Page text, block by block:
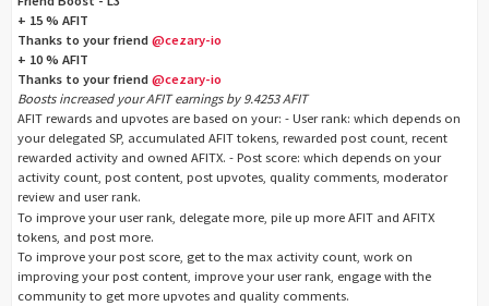
+ 15 % AFIT
Thanks to your friend @cezary-io
+ 10 % AFIT
Thanks to your friend @cezary-io
Boosts increased your AFIT earnings by 9.4253 AFIT
AFIT rewards and upvotes are based on your: - User rank: which depends on
your delegated SP, accumulated AFIT tokens, rewarded post count, recent
rewarded activity and owned AFITX. - Post score: which depends on your
activity count, post content, post upvotes, quality comments, moderator
review and user rank.
To improve your user rank, delegate more, pile up more AFIT and AFITX
tokens, and post more.
To improve your post score, get to the max activity count, work on
improving your post content, improve your user rank, engage with the
community to get more upvotes and quality comments.